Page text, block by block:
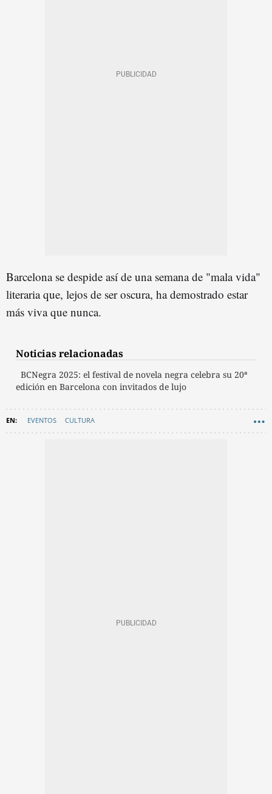
Barcelona se despide así de una semana de "mala vida"
literaria que, lejos de ser oscura, ha demostrado estar
más viva que nunca.
Noticias relacionadas
BCNegra 2025: el festival de novela negra celebra su 20ª
edición en Barcelona con invitados de lujo
EVENTOS CULTURA